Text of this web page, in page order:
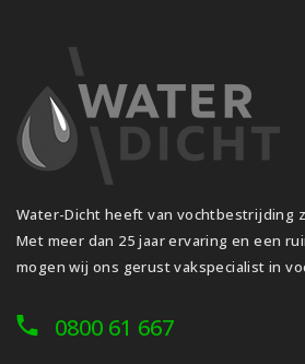
Water-Dicht heeft van vochtbestrijding
Met meer dan 25 jaar ervaring en een
mogen wij ons gerust vakspecialist in
0800 61 667